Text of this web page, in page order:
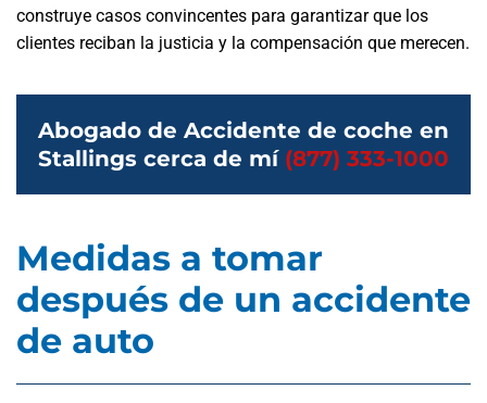
construye casos convincentes para garantizar que los
clientes reciban la justicia y la compensación que merecen.
Abogado de Accidente de coche en
Stallings cerca de mí (877) 333-1000
Medidas a tomar
después de un accidente
de auto